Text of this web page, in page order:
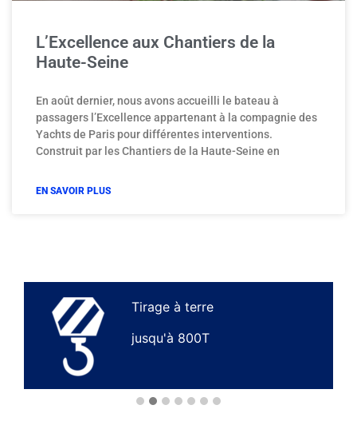
L’Excellence aux Chantiers de la
Haute-Seine
En août dernier, nous avons accueilli le bateau à
passagers l’Excellence appartenant à la compagnie des
Yachts de Paris pour différentes interventions.
Construit par les Chantiers de la Haute-Seine en
EN SAVOIR PLUS
Tirage à terre
jusqu'à 800T